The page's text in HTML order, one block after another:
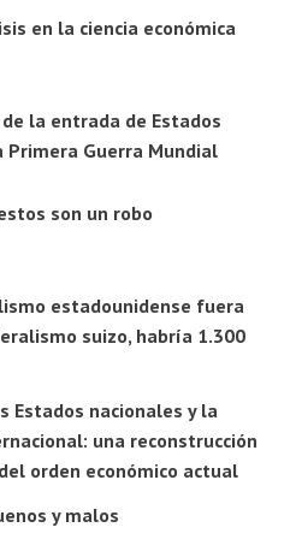
en la ciencia económica
la entrada de Estados
Primera Guerra Mundial
son un robo
estadounidense fuera
suizo, habría 1.300
Estados nacionales y la
una reconstrucción
orden económico actual
y malos